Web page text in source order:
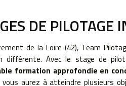
DE PILOTAGE
de la Loire (42), Team
différente. Avec le stage de
formation approfondie en
aurez à atteindre plusieurs